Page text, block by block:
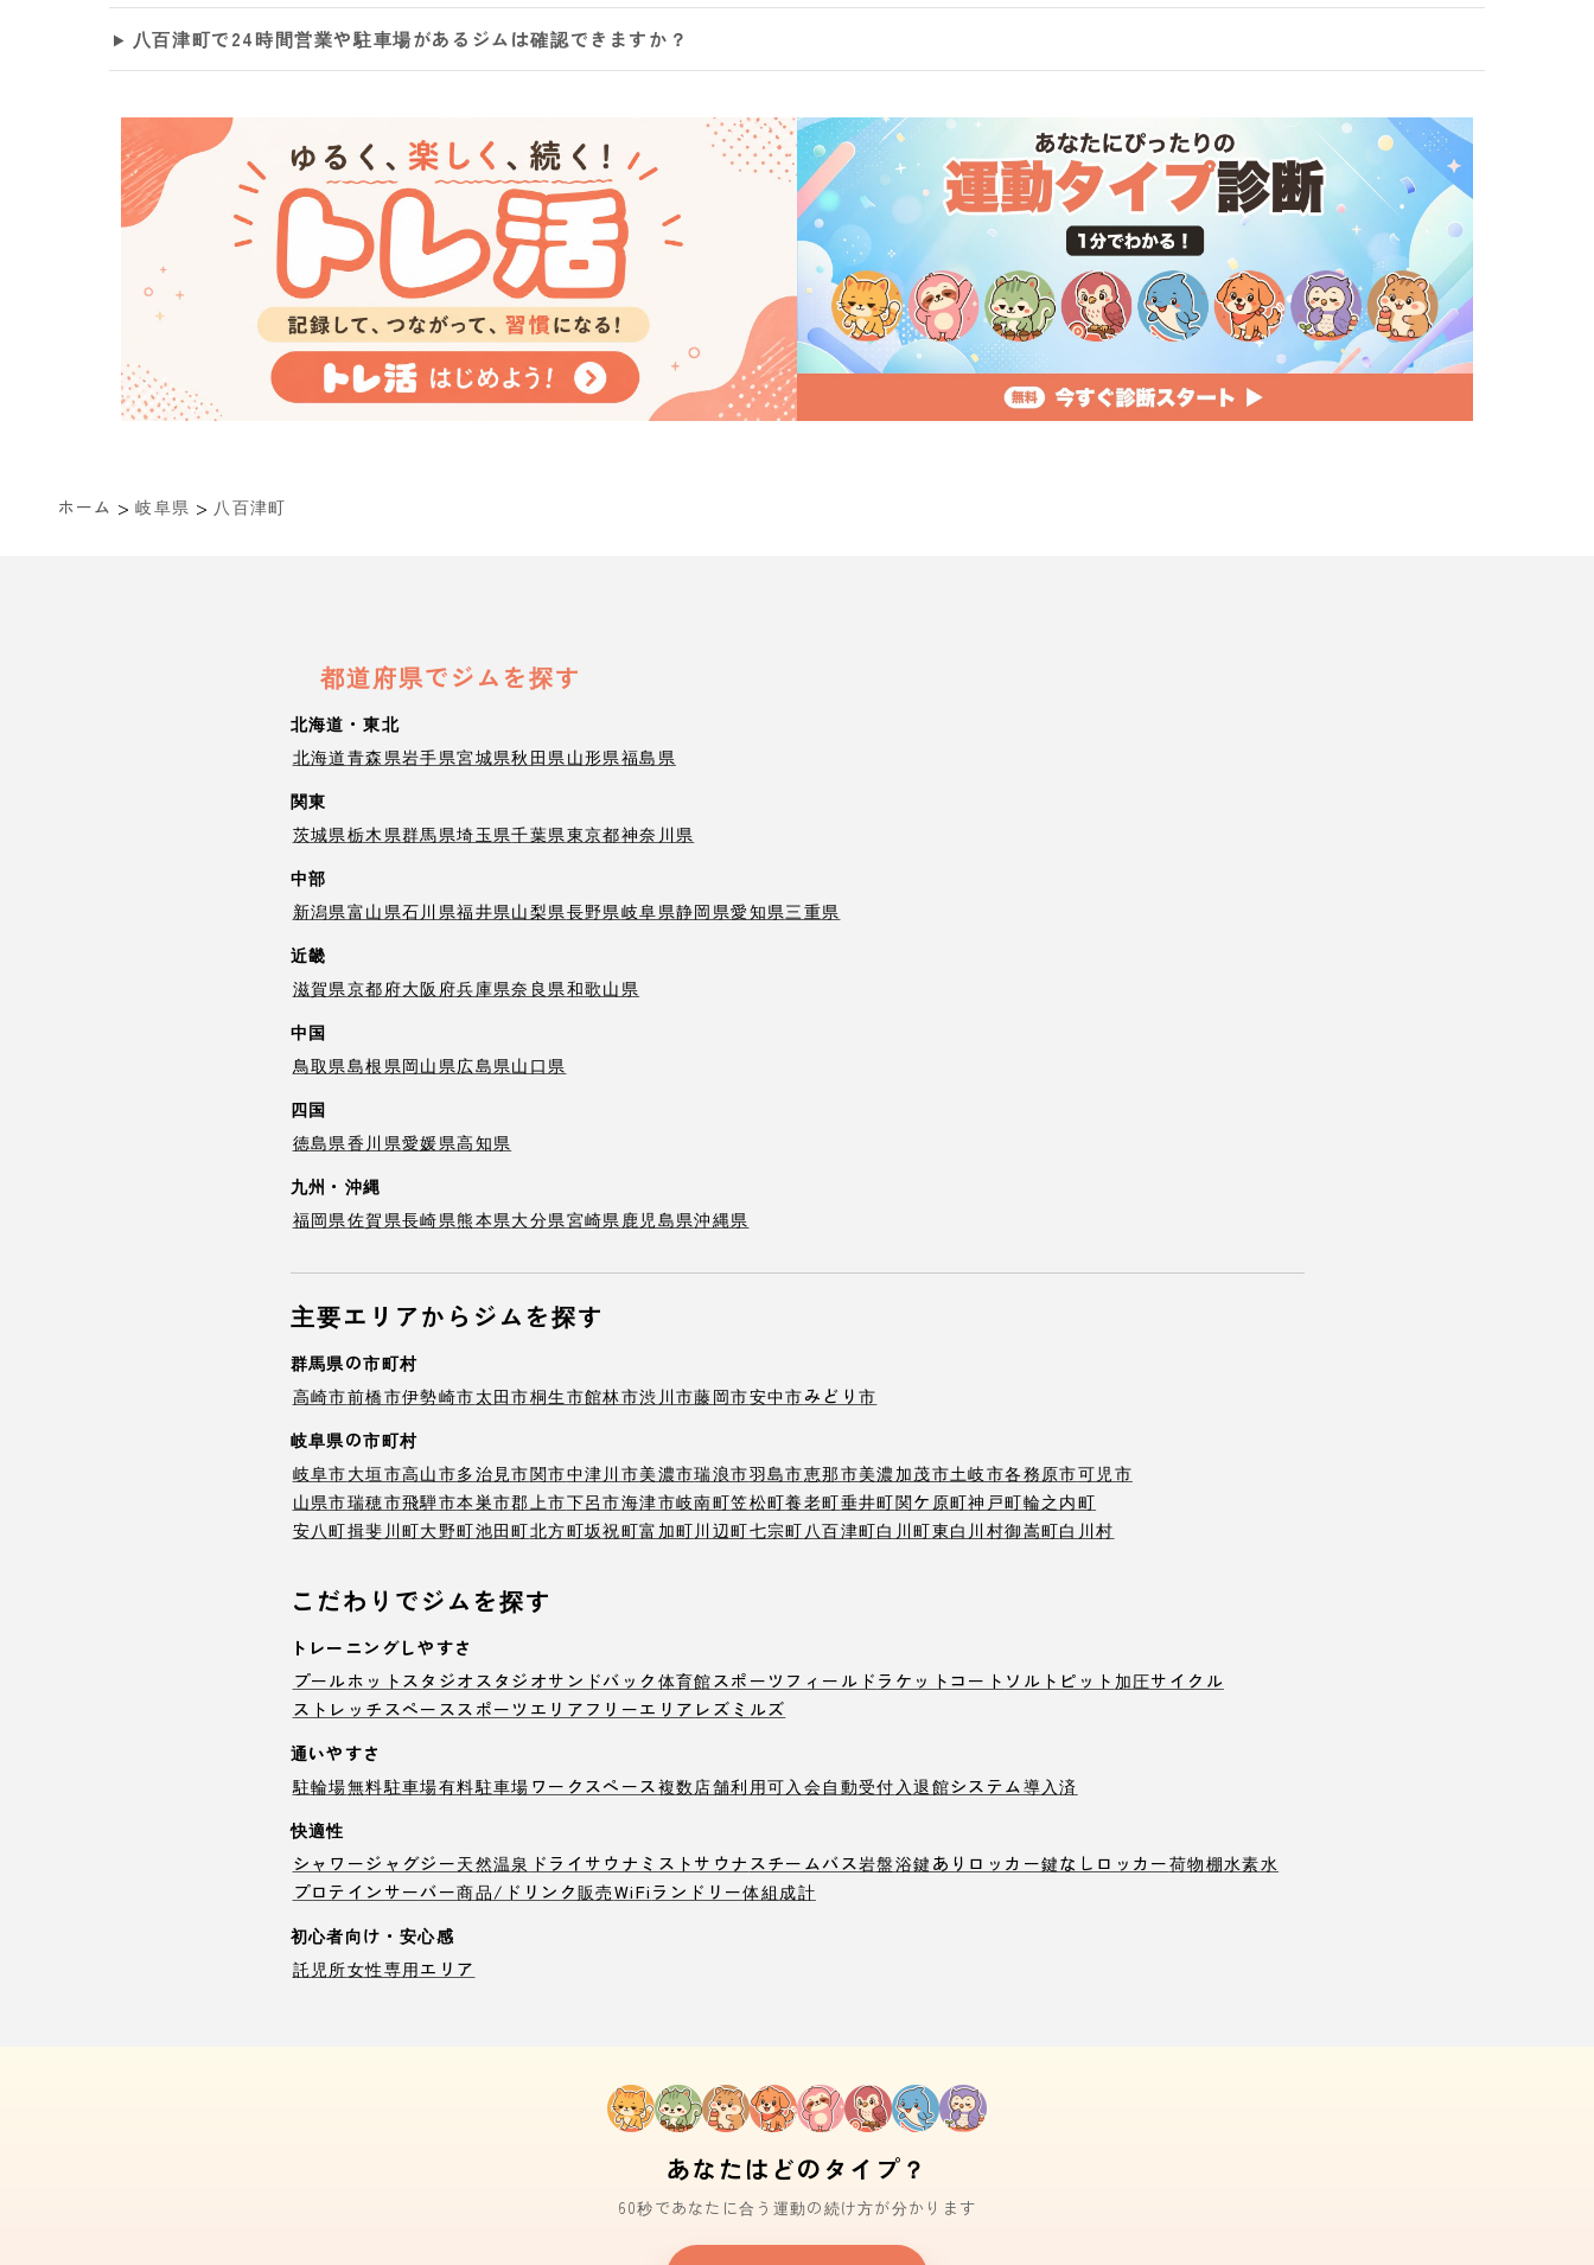
八百津町で24時間営業や駐車場があるジムは確認できますか？
ホーム > 岐阜県 > 八百津町
都道府県でジムを探す
北海道・東北
北海道青森県岩手県宮城県秋田県山形県福島県
関東
茨城県栃木県群馬県埼玉県千葉県東京都神奈川県
中部
新潟県富山県石川県福井県山梨県長野県岐阜県静岡県愛知県三重県
近畿
滋賀県京都府大阪府兵庫県奈良県和歌山県
中国
鳥取県島根県岡山県広島県山口県
四国
徳島県香川県愛媛県高知県
九州・沖縄
福岡県佐賀県長崎県熊本県大分県宮崎県鹿児島県沖縄県
主要エリアからジムを探す
群馬県の市町村
高崎市前橋市伊勢崎市太田市桐生市館林市渋川市藤岡市安中市みどり市
岐阜県の市町村
岐阜市大垣市高山市多治見市関市中津川市美濃市瑞浪市羽島市恵那市美濃加茂市土岐市各務原市可児市
山県市瑞穂市飛騨市本巣市郡上市下呂市海津市岐南町笠松町養老町垂井町関ケ原町神戸町輪之内町
安八町揖斐川町大野町池田町北方町坂祝町富加町川辺町七宗町 八百津町白川町東白川村御嵩町白川村
こだわりでジムを探す
トレーニングしやすさ
プールホットスタジオ スタジオサンドバック 体育館スポーツフィールド ラケットコート ソルトピット 加圧サイクル
ストレッチスペーススポーツエリア フリーエリア レズミルズ
通いやすさ
駐輪場無料駐車場有料駐車場 ワークスペース複数店舗利用可入会自動受付 入退館システム導入済
快適性
シャワージャグジー天然温泉 ドライサウナ ミストサウナ スチームバス岩盤浴鍵ありロッカー鍵なしロッカー荷物棚水素水
プロテインサーバー商品/ドリンク販売WiFi ランドリー体組成計
初心者向け・安心感
託児所女性専用エリア
あなたはどのタイプ？
60秒であなたに合う運動の続け方が分かります